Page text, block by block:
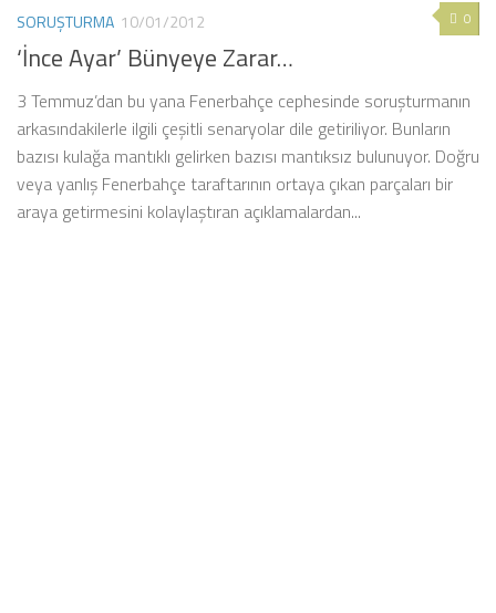
0
SORUŞTURMA 10/01/2012
‘İnce Ayar’ Bünyeye Zarar…
3 Temmuz’dan bu yana Fenerbahçe cephesinde soruşturmanın
arkasındakilerle ilgili çeşitli senaryolar dile getiriliyor. Bunların
bazısı kulağa mantıklı gelirken bazısı mantıksız bulunuyor. Doğru
veya yanlış Fenerbahçe taraftarının ortaya çıkan parçaları bir
araya getirmesini kolaylaştıran açıklamalardan...